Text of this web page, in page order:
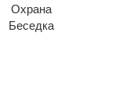
Охрана
Беседка